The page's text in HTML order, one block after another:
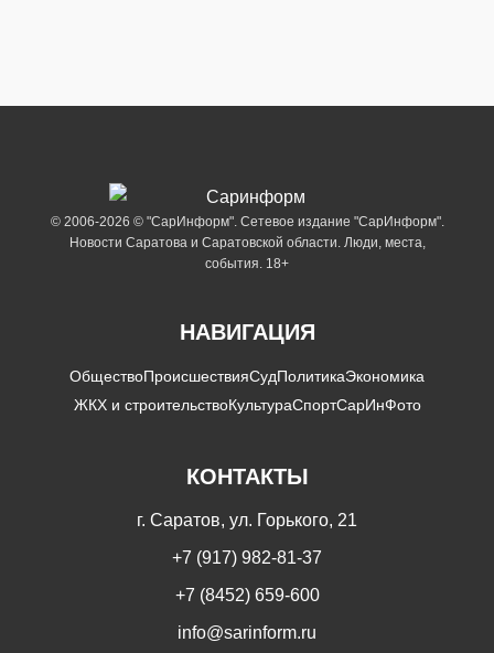
© 2006-2026 © "СарИнформ". Сетевое издание "СарИнформ".
Новости Саратова и Саратовской области. Люди, места,
события. 18+
НАВИГАЦИЯ
ОбществоПроисшествияСудПолитикаЭкономика
ЖКХ и строительствоКультураСпортСарИнФото
КОНТАКТЫ
г. Саратов, ул. Горького, 21
+7 (917) 982-81-37
+7 (8452) 659-600
info@sarinform.ru